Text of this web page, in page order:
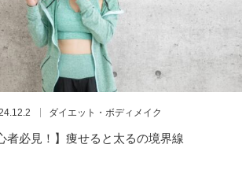
ダイエット・ボディメイク
者必見！】痩せると太るの境界線